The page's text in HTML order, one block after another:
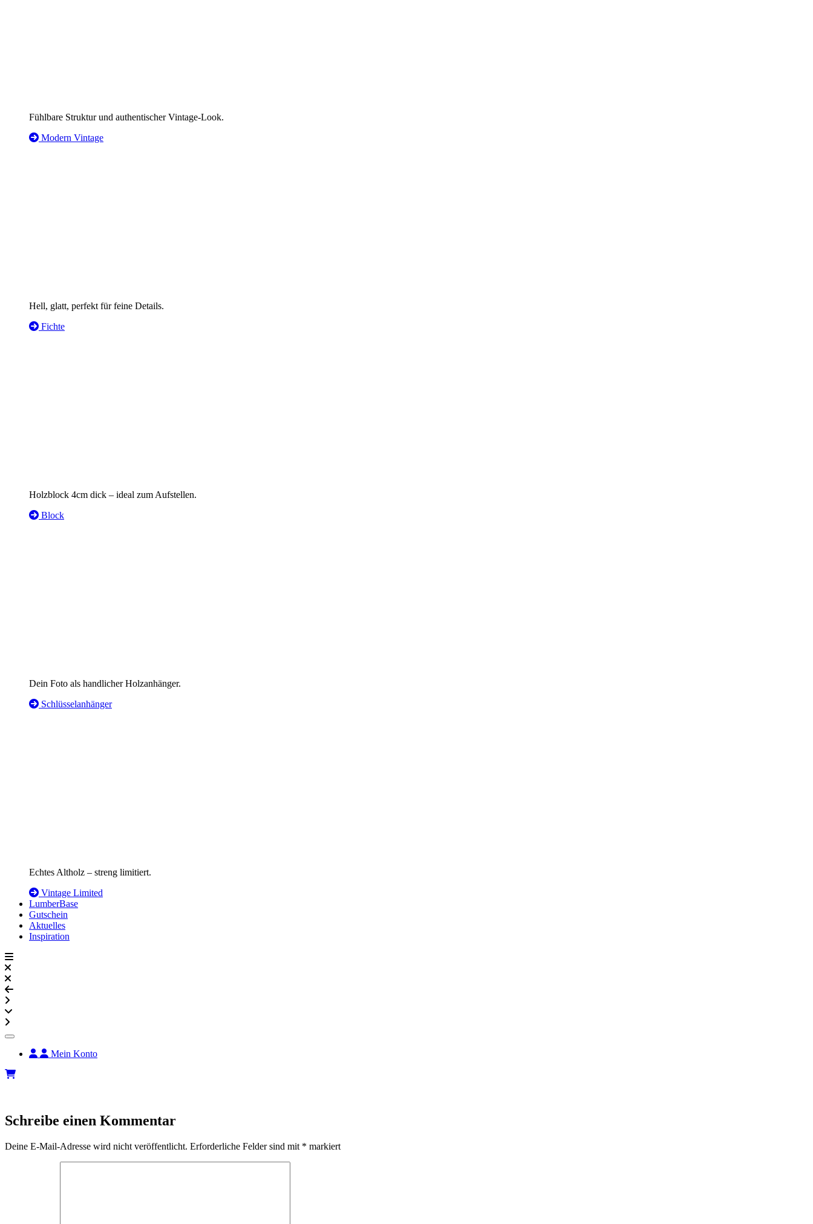
Fühlbare Struktur und authentischer Vintage-Look.
Modern Vintage
Hell, glatt, perfekt für feine Details.
Fichte
Holzblock 4cm dick – ideal zum Aufstellen.
Block
Dein Foto als handlicher Holzanhänger.
Schlüsselanhänger
Echtes Altholz – streng limitiert.
Vintage Limited
LumberBase
Gutschein
Aktuelles
Inspiration
Mein Konto
Schreibe einen Kommentar
Deine E-Mail-Adresse wird nicht veröffentlicht. Erforderliche Felder sind mit * markiert